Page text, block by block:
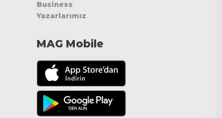
Business
Yazarlarımız
MAG Mobile